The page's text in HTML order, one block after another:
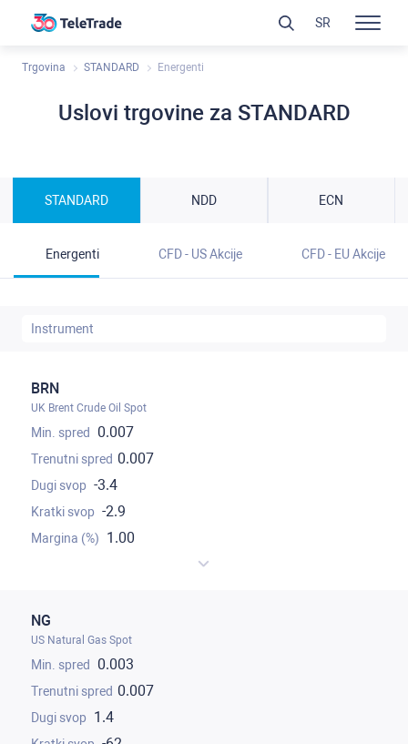
Trgovina STANDARD Energenti
Uslovi trgovine za STANDARD
STANDARD NDD ECN
Energenti CFD - US Akcije CFD - EU Akcije
BRN
UK Brent Crude Oil Spot
0.007
0.007
-3.4
-2.9
1.00
NG
US Natural Gas Spot
0.003
0.007
1.4
SR